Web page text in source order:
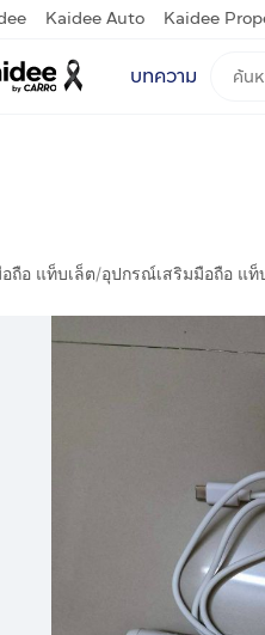
Kaidee Auto Kaidee
บทความ
ถือ แท็บเล็ต/อุปกรณ์เสริมมือถือ แท็